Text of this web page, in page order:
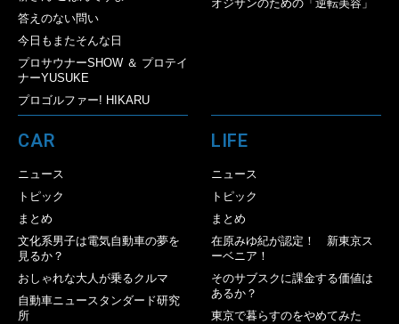
答えのない問い
今日もまたそんな日
プロサウナーSHOW ＆ プロテイ
ナーYUSUKE
プロゴルファー! HIKARU
オジサンのための「逆転美容」
CAR
ニュース
トピック
まとめ
文化系男子は電気自動車の夢を
見るか？
おしゃれな大人が乗るクルマ
自動車ニュースタンダード研究
所
LIFE
ニュース
トピック
まとめ
在原みゆ紀が認定！ 新東京ス
ーベニア！
そのサブスクに課金する価値は
あるか？
東京で暮らすのをやめてみた